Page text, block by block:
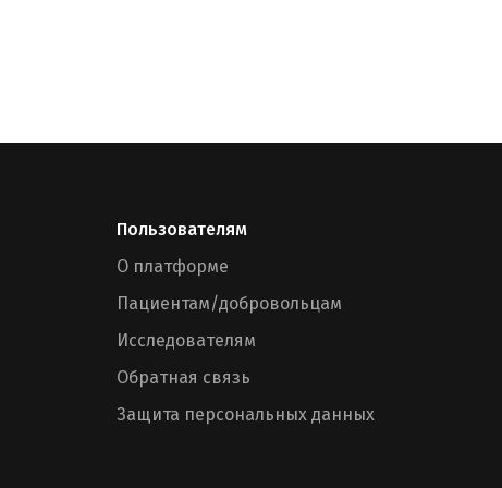
Пользователям
О платформе
Пациентам/добровольцам
Исследователям
Обратная связь
Защита персональных данных